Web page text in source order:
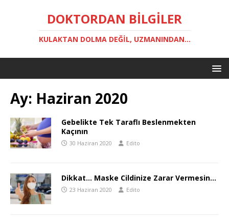
DOKTORDAN BILGILER
KULAKTAN DOLMA DEĞIL, UZMANINDAN...
Ay: Haziran 2020
Gebelikte Tek Taraflı Beslenmekten
Kaçının
30 Haziran 2020 Edito
Dikkat… Maske Cildinize Zarar Vermesin…
23 Haziran 2020 Edito